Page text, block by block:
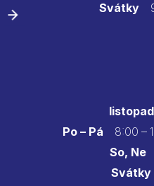
Svátky
Po – Pá 8:00 –
So, Ne
Svátky